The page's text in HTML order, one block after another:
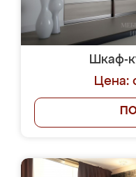
Шкаф-
Цена: